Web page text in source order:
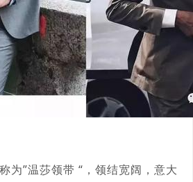
”温莎领带 “，领结宽阔，意大